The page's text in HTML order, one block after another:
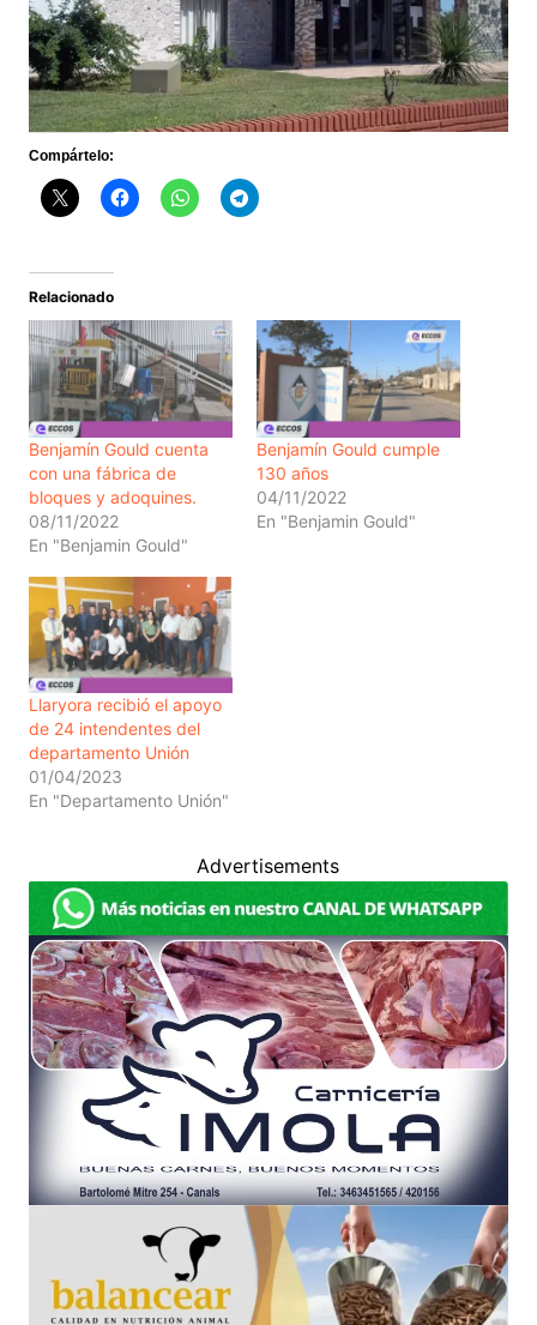
Compártelo:
Relacionado
Benjamín Gould cuenta
con una fábrica de
bloques y adoquines.
08/11/2022
En "Benjamin Gould"
Benjamín Gould cumple
130 años
04/11/2022
En "Benjamin Gould"
Llaryora recibió el apoyo
de 24 intendentes del
departamento Unión
01/04/2023
En "Departamento Unión"
Advertisements